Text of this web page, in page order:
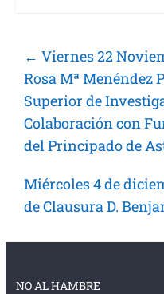
← Viernes 22
Rosa Mª Menéndez
Superior de
Colaboración con
del Principado de
Miércoles 4 de
de Clausura D.
NO AL HAMBRE